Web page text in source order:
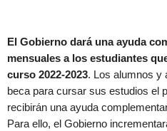
El Gobierno dará una ayuda
mensuales a los estudiantes
curso 2022-2023. Los alumnos y
beca para cursar sus estudios el
recibirán una ayuda
Para ello, el Gobierno